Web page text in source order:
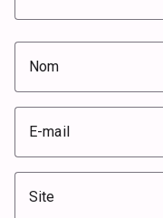
Nom
E-mail
Site